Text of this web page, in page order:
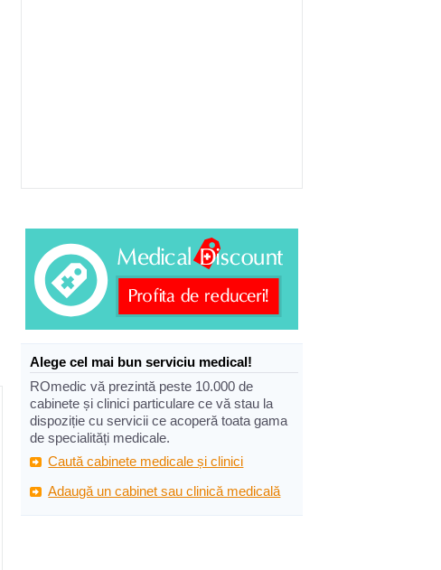
Alege cel mai bun serviciu medical!
ROmedic vă prezintă peste 10.000 de
cabinete și clinici particulare ce vă stau la
dispoziție cu servicii ce acoperă toata gama
de specialități medicale.
Caută cabinete medicale și clinici
Adaugă un cabinet sau clinică medicală